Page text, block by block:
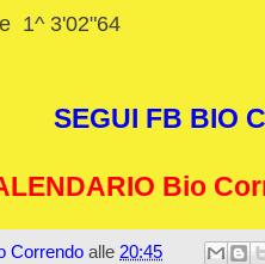
1^ 3'02"64
SEGUI FB BIO
Bio
Correndo alle 20:45